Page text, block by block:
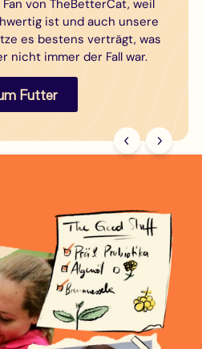
von TheBetterCat, weil
ist und auch unsere
es bestens verträgt, was
nicht immer der Fall war.
Futter